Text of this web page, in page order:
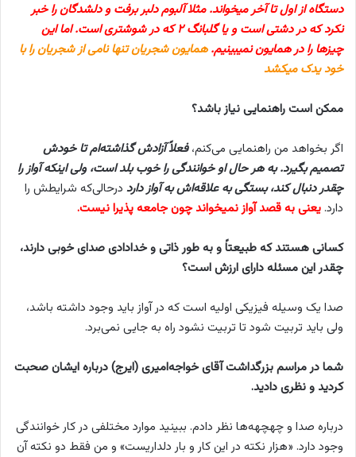
دستگاه از اول تا آخر میخواند. مثلا آلبوم دلبر برفت و دلشدگان را خبر
نکرد که در دشتی است و یا گلبانگ ۲ که در شوشتری است. اما این
چیزها را در همایون نمیبینیم.همایون شجریان تنها نامی از شجریان را با
خود یدک میکشد
ممکن است راهنمایی نیاز باشد؟
اگر بخواهد من راهنمایی می‌کنم،فعلاً آزادش گذاشته‌ام تا خودش
تصمیم بگیرد. به هر حال او خوانندگی را خوب بلد است، ولی اینکه آواز را
چقدر دنبال کند، بستگی به علاقه‌اش به آواز دارد درحالی‌که شرایطش را
دارد.یعنی به قصد آواز نمیخواند چون جامعه پذیرا نیست.
کسانی هستند که طبیعتاً و به طور ذاتی و خدادادی صدای خوبی دارند،
چقدر این مسئله دارای ارزش است؟
صدا یک وسیله فیزیکی اولیه است که در آواز باید وجود داشته باشد،
ولی باید تربیت شود تا تربیت نشود راه به جایی نمی‌برد.
شما در مراسم بزرگداشت آقای خواجه‌امیری (ایرج) درباره ایشان صحبت
کردید و نظری دادید.
درباره صدا و چهچهه‌ها نظر دادم. ببینید موارد مختلفی در کار خوانندگی
وجود دارد. «هزار نکته در این کار و بار دلداریست» و من فقط دو نکته آن